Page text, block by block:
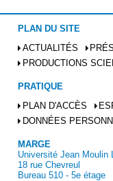
PLAN DU SITE
ACTUALITÉS
PRODUCTIONS
PRATIQUE
PLAN D'ACCÈS
DONNÉES
MARGE
Université Jean Moulin
18 rue Chevreul
Bureau 510 - 5e étage